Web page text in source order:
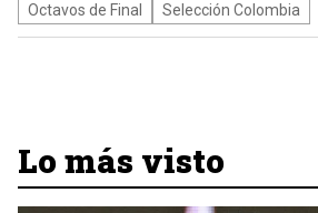
Octavos de Final
Selección Colombia
Lo más visto